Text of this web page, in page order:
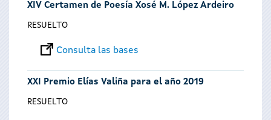
XIV Certamen de Poesía Xosé M. López Ardeiro
RESUELTO
Consulta las bases
XXI Premio Elías Valiña para el año 2019
RESUELTO